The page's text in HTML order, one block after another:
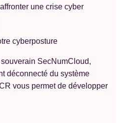
une crise cyber
cyberposture
SecNumCloud,
déconnecté du système
vous permet de développer